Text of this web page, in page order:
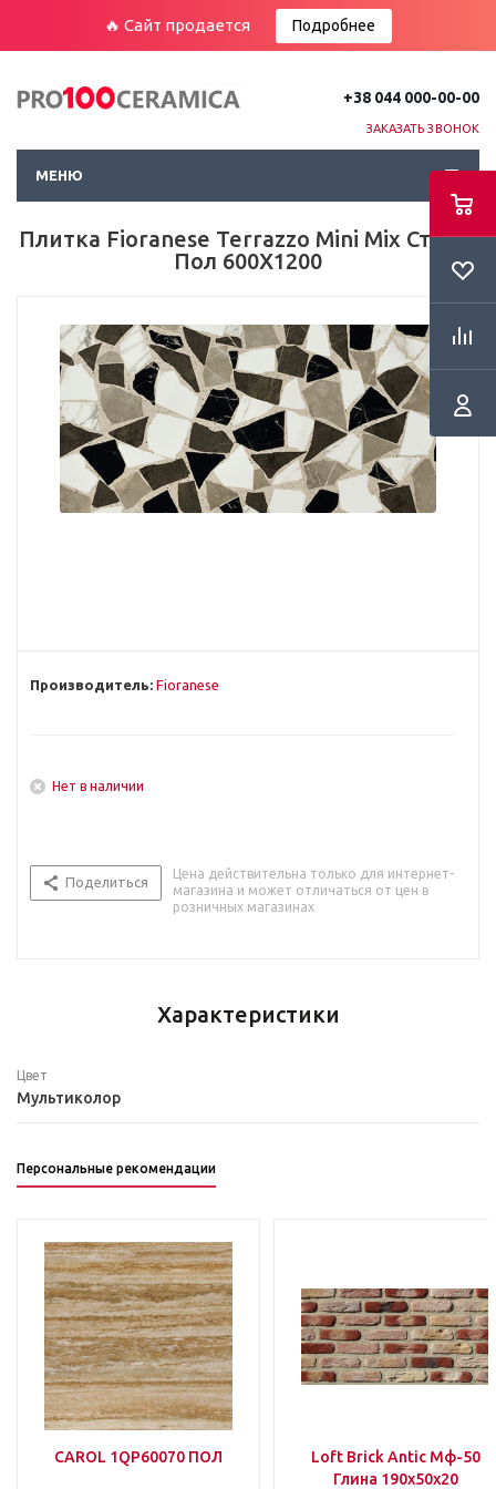
🔥 Сайт продается Подробнее
+38 044 000-00-00
ЗАКАЗАТЬ ЗВОНОК
МЕНЮ
Плитка Fioranese Terrazzo Mini Mix Стена-
Пол 600Х1200
Производитель: Fioranese
Нет в наличии
Поделиться
Цена действительна только для интернет-
магазина и может отличаться от цен в
розничных магазинах
Характеристики
Цвет
Мультиколор
Персональные рекомендации
CAROL 1QP60070 ПОЛ
Loft Brick Antic Мф-50
Глина 190х50х20